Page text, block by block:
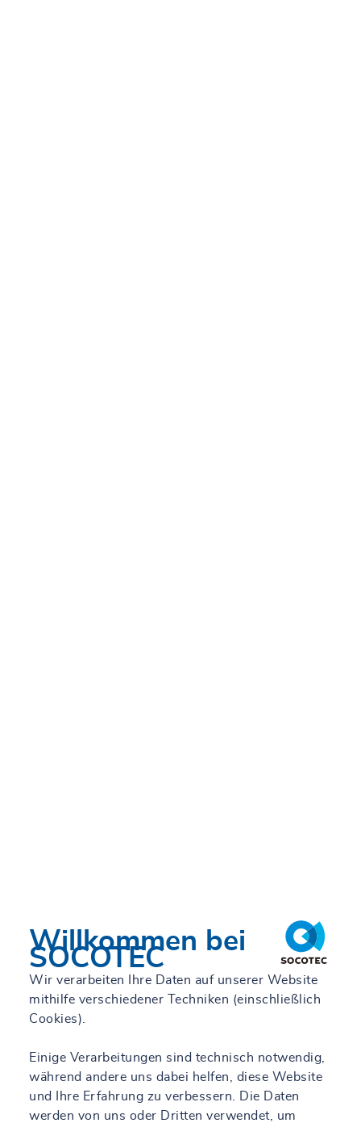
Willkommen bei
SOCOTEC
Wir verarbeiten Ihre Daten auf unserer Website
mithilfe verschiedener Techniken (einschließlich
Cookies).
Einige Verarbeitungen sind technisch notwendig,
während andere uns dabei helfen, diese Website
und Ihre Erfahrung zu verbessern. Die Daten
werden von uns oder Dritten verwendet, um